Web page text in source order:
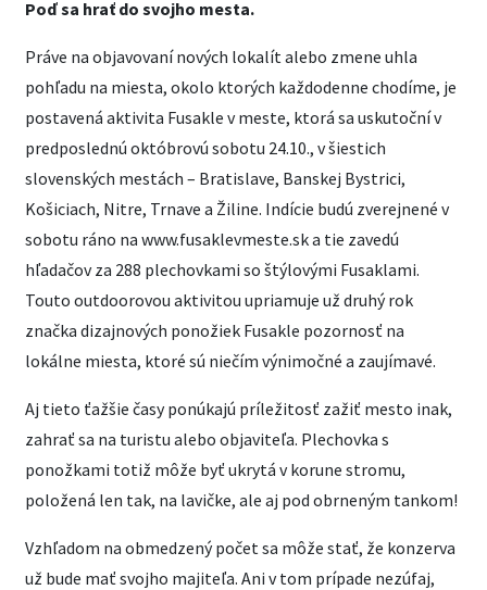
Poď sa hrať do svojho mesta.
Práve na objavovaní nových lokalít alebo zmene uhla
pohľadu na miesta, okolo ktorých každodenne chodíme, je
postavená aktivita Fusakle v meste, ktorá sa uskutoční v
predposlednú októbrovú sobotu 24.10., v šiestich
slovenských mestách – Bratislave, Banskej Bystrici,
Košiciach, Nitre, Trnave a Žiline. Indície budú zverejnené v
sobotu ráno na www.fusaklevmeste.sk a tie zavedú
hľadačov za 288 plechovkami so štýlovými Fusaklami.
Touto outdoorovou aktivitou upriamuje už druhý rok
značka dizajnových ponožiek Fusakle pozornosť na
lokálne miesta, ktoré sú niečím výnimočné a zaujímavé.
Aj tieto ťažšie časy ponúkajú príležitosť zažiť mesto inak,
zahrať sa na turistu alebo objaviteľa. Plechovka s
ponožkami totiž môže byť ukrytá v korune stromu,
položená len tak, na lavičke, ale aj pod obrneným tankom!
Vzhľadom na obmedzený počet sa môže stať, že konzerva
už bude mať svojho majiteľa. Ani v tom prípade nezúfaj,